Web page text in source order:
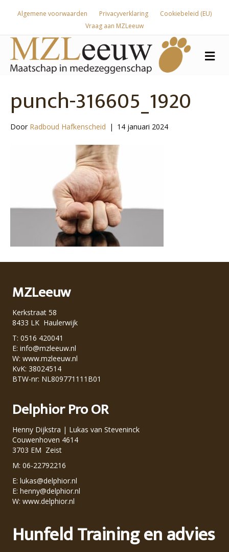
Algemene voorwaarden Privacyverklaring
Cookiebeleid (EU)
Vraag aan MZLeeuw
punch-316605_1920
Door Radboud Hafkenscheid | 14 januari 2024
MZLeeuw
Kerkstraat 58
8433 LK Haulerwijk
T: 0516 420041
E: info@mzleeuw.nl
W: www.mzleeuw.nl
KvK: 38024514
BTW-nr: NL809771111B01
Delphior Pro OR
Henny Dijkstra | Lukas van Steveninck
Couwenhoven 4614
3703 EM Zeist
M: 06-22792216
E: lukas@delphior.nl
E: henny@delphior.nl
W: www.delphior.nl
Hunfeld Training en advies